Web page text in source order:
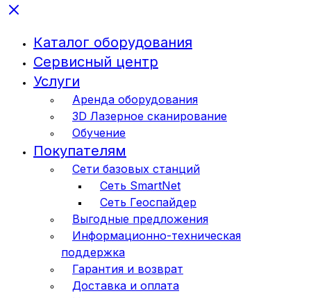
Каталог оборудования
Сервисный центр
Услуги
Аренда оборудования
3D Лазерное сканирование
Обучение
Покупателям
Сети базовых станций
Сеть SmartNet
Сеть Геоспайдер
Выгодные предложения
Информационно-техническая
поддержка
Гарантия и возврат
Доставка и оплата